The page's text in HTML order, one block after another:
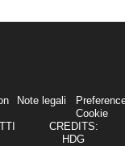
Note legali
Cookie
CREDITS:
HDG